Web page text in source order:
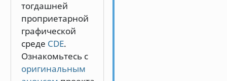
тогдашней
проприетарной
графической
среде CDE.
Ознакомьтесь с
оригинальным